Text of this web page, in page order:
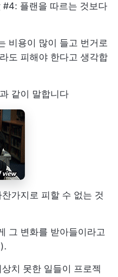
플랜을 따르는 것보다
비용이 많이 들고 번거로
도 피해야 한다고 생각합
같이 말합니다
가지로 피할 수 없는 것
그 변화를 받아들이라고
치 못한 일들이 프로젝